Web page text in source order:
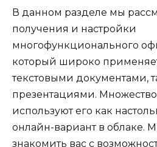
В данном разделе мы
получения и настройки
многофункционального
который широко
текстовыми документами,
презентациями. Множество
используют его как
онлайн-вариант в облаке.
знакомить вас с